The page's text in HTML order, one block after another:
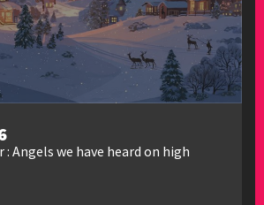
: Angels we have heard on high